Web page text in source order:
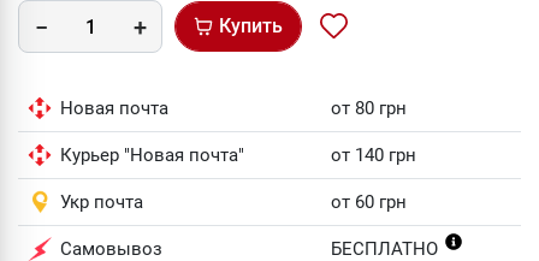
Купить
Новая почта от 80 грн
Курьер "Новая почта" от 140 грн
Укр почта от 60 грн
Самовывоз БЕСПЛАТНО